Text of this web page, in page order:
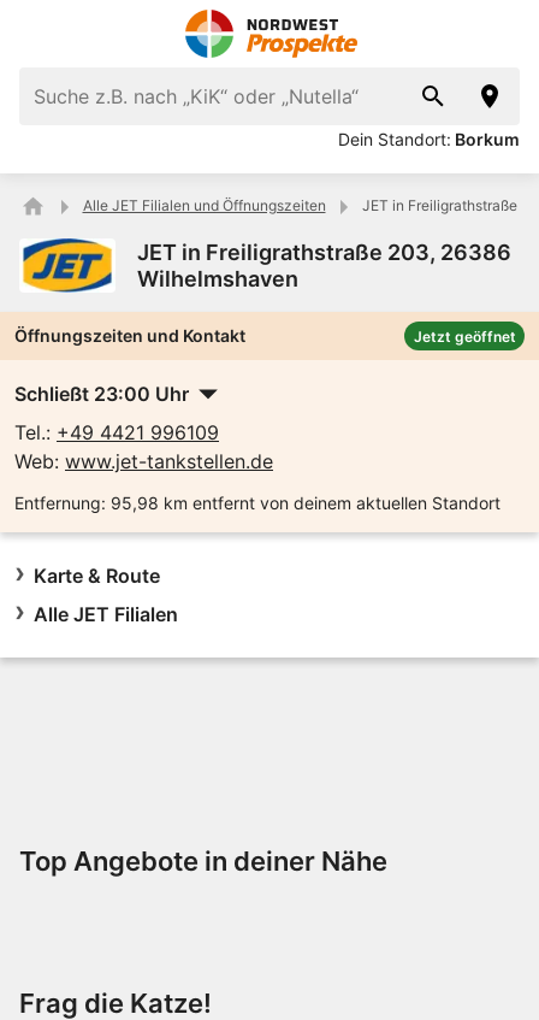
Dein Standort: Borkum
Alle JET Filialen und Öffnungszeiten JET in Freiligrathstraße
JET in Freiligrathstraße 203, 26386
Wilhelmshaven
Öffnungszeiten und Kontakt Jetzt geöffnet
Schließt 23:00 Uhr
Tel.: +49 4421 996109
Web: www.jet-tankstellen.de
Entfernung: 95,98 km entfernt von deinem aktuellen Standort
Karte & Route
Alle JET Filialen
Top Angebote in deiner Nähe
Frag die Katze!